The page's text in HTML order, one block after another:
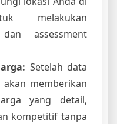
melakukan
assessment
Setelah data
memberikan
yang detail,
kompetitif tanpa